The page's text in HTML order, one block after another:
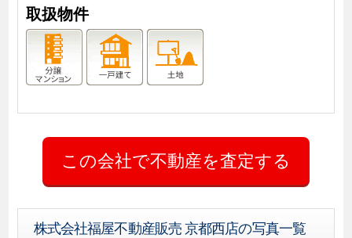
取扱物件
株式会社福屋不動産販売 京都西店の写真一覧